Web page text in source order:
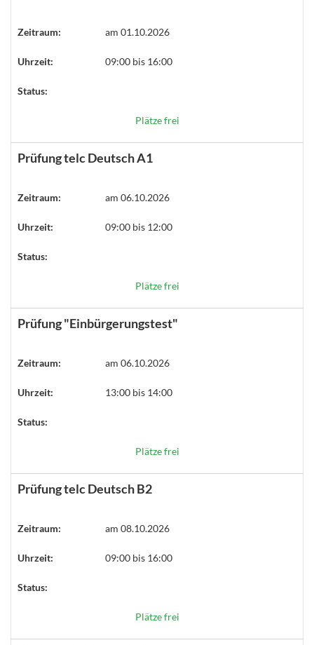
Zeitraum: am 01.10.2026
Uhrzeit: 09:00 bis 16:00
Status:
Plätze frei
Prüfung telc Deutsch A1
Zeitraum: am 06.10.2026
Uhrzeit: 09:00 bis 12:00
Status:
Plätze frei
Prüfung "Einbürgerungstest"
Zeitraum: am 06.10.2026
Uhrzeit: 13:00 bis 14:00
Status:
Plätze frei
Prüfung telc Deutsch B2
Zeitraum: am 08.10.2026
Uhrzeit: 09:00 bis 16:00
Status:
Plätze frei